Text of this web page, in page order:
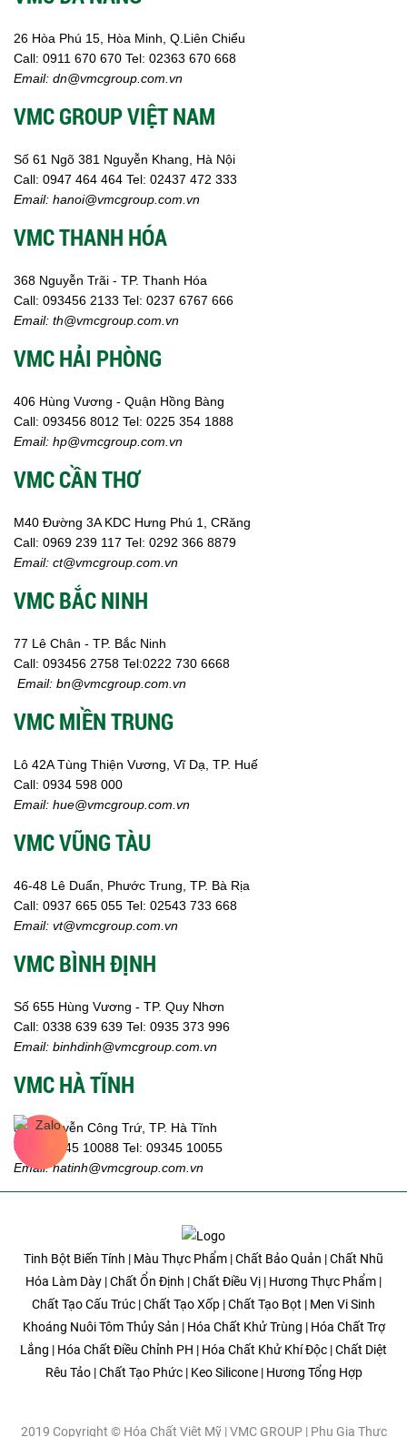
26 Hòa Phú 15, Hòa Minh, Q.Liên Chiểu
Call: 0911 670 670 Tel: 02363 670 668
Email: dn@vmcgroup.com.vn
VMC GROUP VIỆT NAM
Số 61 Ngõ 381 Nguyễn Khang, Hà Nội
Call: 0947 464 464 Tel: 02437 472 333
Email: hanoi@vmcgroup.com.vn
VMC THANH HÓA
368 Nguyễn Trãi - TP. Thanh Hóa
Call: 093456 2133 Tel: 0237 6767 666
Email: th@vmcgroup.com.vn
VMC HẢI PHÒNG
406 Hùng Vương - Quận Hồng Bàng
Call: 093456 8012 Tel: 0225 354 1888
Email: hp@vmcgroup.com.vn
VMC CẦN THƠ
M40 Đường 3A KDC Hưng Phú 1, CRăng
Call: 0969 239 117 Tel: 0292 366 8879
Email: ct@vmcgroup.com.vn
VMC BẮC NINH
77 Lê Chân - TP. Bắc Ninh
Call: 093456 2758 Tel:0222 730 6668
Email: bn@vmcgroup.com.vn
VMC MIỀN TRUNG
Lô 42A Tùng Thiện Vương, Vĩ Dạ, TP. Huế
Call: 0934 598 000
Email: hue@vmcgroup.com.vn
VMC VŨNG TÀU
46-48 Lê Duẩn, Phước Trung, TP. Bà Rịa
Call: 0937 665 055 Tel: 02543 733 668
Email: vt@vmcgroup.com.vn
VMC BÌNH ĐỊNH
Số 655 Hùng Vương - TP. Quy Nhơn
Call: 0338 639 639 Tel: 0935 373 996
Email: binhdinh@vmcgroup.com.vn
VMC HÀ TĨNH
359 Nguyễn Công Trứ, TP. Hà Tĩnh
Call:
09345 10088 Tel: 09345 10055
Email: hatinh@vmcgroup.com.vn
Tinh Bột Biến Tính | Màu Thực Phẩm | Chất Bảo Quản | Chất Nhũ
Hóa Làm Dày | Chất Ổn Định | Chất Điều Vị | Hương Thực Phẩm |
Chất Tạo Cấu Trúc | Chất Tạo Xốp | Chất Tạo Bọt | Men Vi Sinh
Khoáng Nuôi Tôm Thủy Sản | Hóa Chất Khử Trùng | Hóa Chất Trợ
Lắng | Hóa Chất Điều Chỉnh PH | Hóa Chất Khử Khí Độc | Chất Diệt
Rêu Tảo | Chất Tạo Phức | Keo Silicone | Hương Tổng Hợp
2019 Copyright © Hóa Chất Việt Mỹ | VMC GROUP | Phụ Gia Thực